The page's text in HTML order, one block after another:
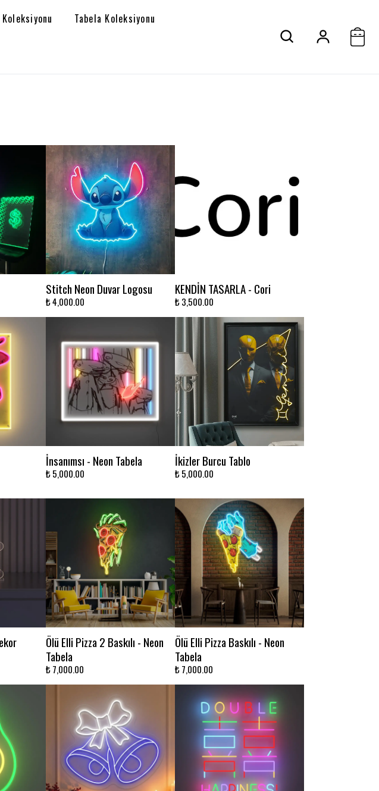
Tabela Koleksiyonu
Stitch Neon Duvar Logosu
₺ 4,000.00
KENDİN TASARLA - Cori
₺ 3,500.00
İnsanımsı - Neon Tabela
₺ 5,000.00
İkizler Burcu Tablo
₺ 5,000.00
Ölü Elli Pizza 2 Baskılı - Neon
Tabela
₺ 7,000.00
Ölü Elli Pizza Baskılı - Neon
Tabela
₺ 7,000.00